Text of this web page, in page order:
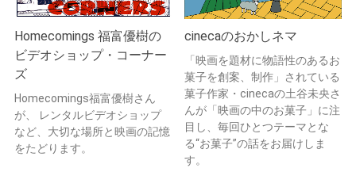
Homecomings 福富優樹の
ビデオショップ・コーナー
ズ
Homecomings福富優樹さん
が、 レンタルビデオショップ
など、大切な場所と映画の記憶
をたどります。
cinecaのおかしネマ
「映画を題材に物語性のあるお
菓子を創案、制作」されている
菓子作家・cinecaの土谷未央さ
んが「映画の中のお菓子」に注
目し、毎回ひとつテーマとな
る“お菓子”の話をお届けしま
す。